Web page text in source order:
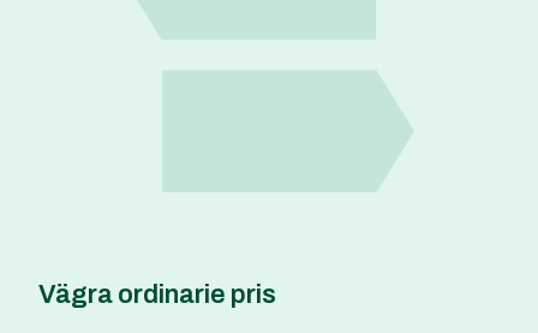
Vägra ordinarie pris